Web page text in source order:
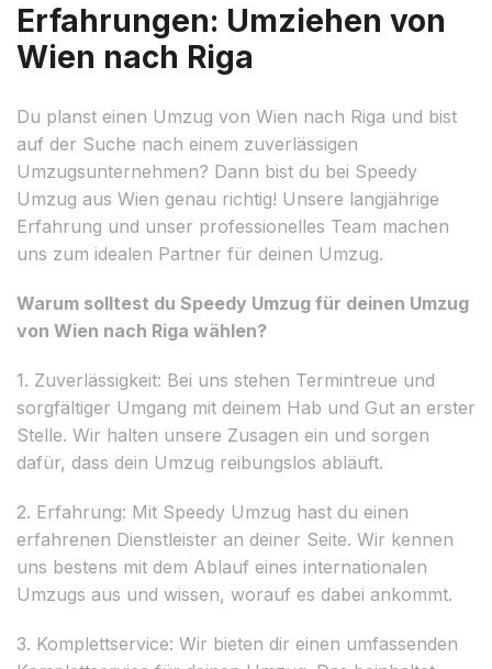
Erfahrungen: Umziehen von
Wien nach Riga
Du planst einen Umzug von Wien nach Riga und bist
auf der Suche nach einem zuverlässigen
Umzugsunternehmen? Dann bist du bei Speedy
Umzug aus Wien genau richtig! Unsere langjährige
Erfahrung und unser professionelles Team machen
uns zum idealen Partner für deinen Umzug.
Warum solltest du Speedy Umzug für deinen Umzug
von Wien nach Riga wählen?
1. Zuverlässigkeit: Bei uns stehen Termintreue und
sorgfältiger Umgang mit deinem Hab und Gut an erster
Stelle. Wir halten unsere Zusagen ein und sorgen
dafür, dass dein Umzug reibungslos abläuft.
2. Erfahrung: Mit Speedy Umzug hast du einen
erfahrenen Dienstleister an deiner Seite. Wir kennen
uns bestens mit dem Ablauf eines internationalen
Umzugs aus und wissen, worauf es dabei ankommt.
3. Komplettservice: Wir bieten dir einen umfassenden